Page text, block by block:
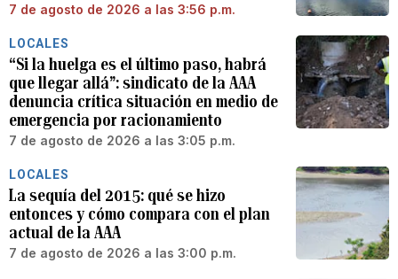
7 de agosto de 2026 a las 3:56 p.m.
LOCALES
“Si la huelga es el último paso, habrá
que llegar allá”: sindicato de la AAA
denuncia crítica situación en medio de
emergencia por racionamiento
7 de agosto de 2026 a las 3:05 p.m.
LOCALES
La sequía del 2015: qué se hizo
entonces y cómo compara con el plan
actual de la AAA
7 de agosto de 2026 a las 3:00 p.m.